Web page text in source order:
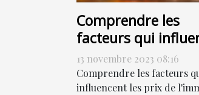
Comprendre les
facteurs qui
les prix de
13 novembre 2023 08:16
Comprendre les facteurs
influencent les prix de